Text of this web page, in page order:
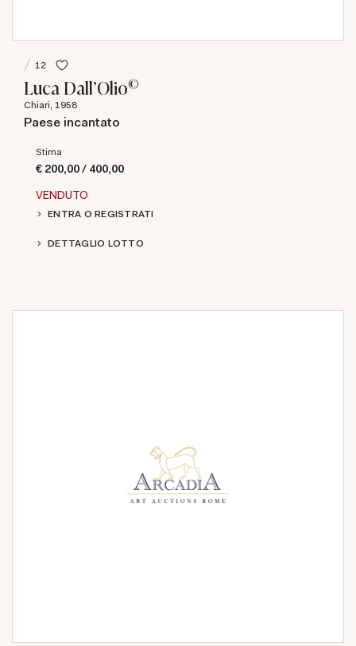
12
Luca Dall'Olio©
Chiari, 1958
Paese incantato
Stima
€ 200,00 / 400,00
VENDUTO
ENTRA O REGISTRATI
DETTAGLIO LOTTO